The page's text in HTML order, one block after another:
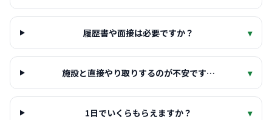
履歴書や面接は必要ですか？ ▾
施設と直接やり取りするのが不安です… ▾
1日でいくらもらえますか？ ▾